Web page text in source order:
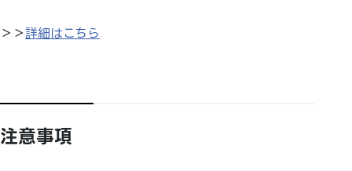
＞＞詳細はこちら
注意事項